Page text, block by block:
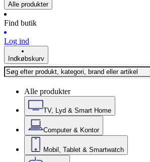
Alle produkter
Find butik
Log ind
Indkøbskurv
Alle produkter
TV, Lyd & Smart Home
Computer & Kontor
Mobil, Tablet & Smartwatch